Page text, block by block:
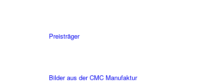
Preisträger
Bilder aus der CMC Manufaktur